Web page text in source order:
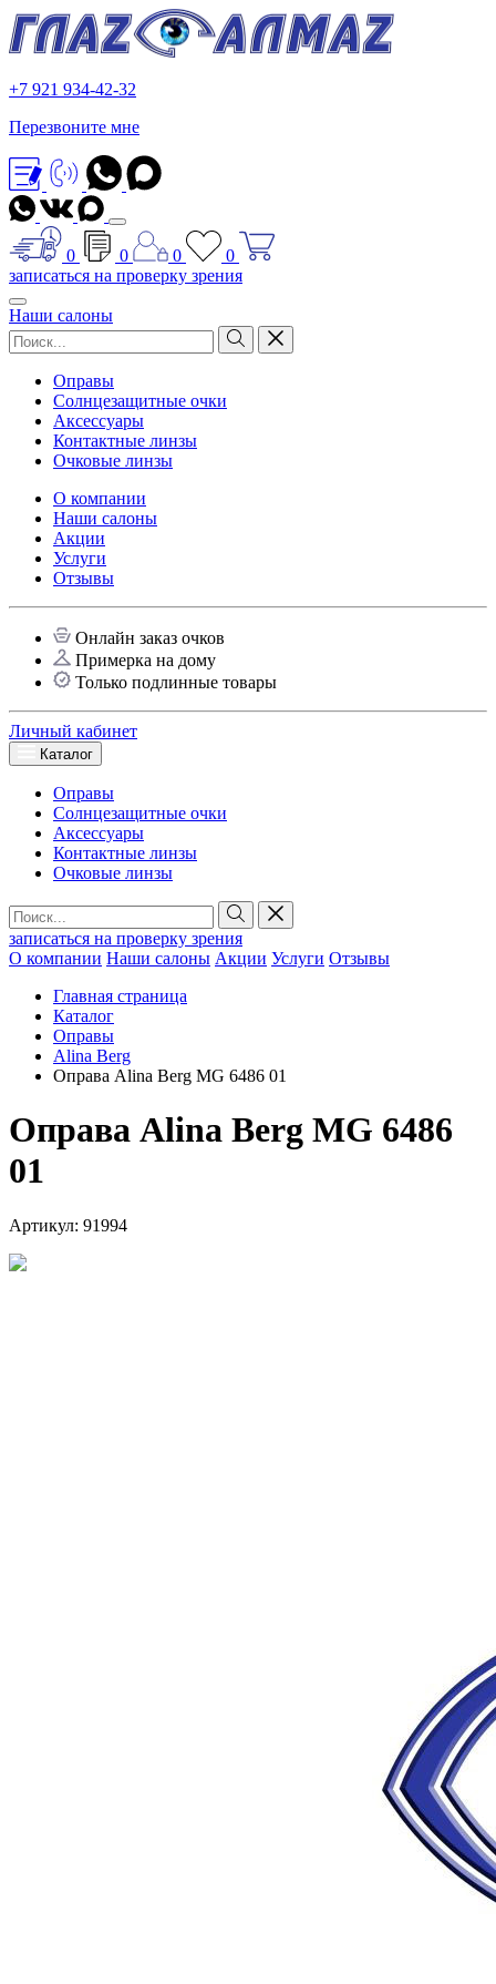
+7 921 934-42-32
Перезвоните мне
0 0 0
0
записаться на проверку зрения
Наши салоны
Оправы
Солнцезащитные очки
Аксессуары
Контактные линзы
Очковые линзы
О компании
Наши салоны
Акции
Услуги
Отзывы
Онлайн заказ очков
Примерка на дому
Только подлинные товары
Личный кабинет
Каталог
Оправы
Солнцезащитные очки
Аксессуары
Контактные линзы
Очковые линзы
записаться на проверку зрения
О компании Наши салоны Акции Услуги Отзывы
Главная страница
Каталог
Оправы
Alina Berg
Оправа Alina Berg MG 6486 01
Оправа Alina Berg MG 6486
01
Артикул: 91994